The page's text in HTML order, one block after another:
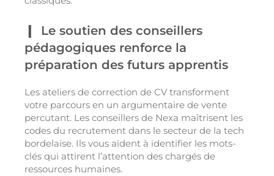
Le soutien des conseillers
pédagogiques renforce la
préparation des futurs apprentis
Les ateliers de correction de CV transforment
votre parcours en un argumentaire de vente
percutant. Les conseillers de Nexa maîtrisent les
codes du recrutement dans le secteur de la tech
bordelaise. Ils vous aident à identifier les mots-
clés qui attirent l’attention des chargés de
ressources humaines.